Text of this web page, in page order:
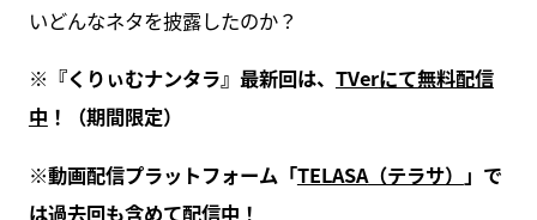
いどんなネタを披露したのか？
※ 『くりぃむナンタラ』最新回は、 TVerにて無料配信
中 ！（期間限定）
※動画配信プラットフォーム「TELASA（テラサ） 」で
は過去回も含めて配信中！